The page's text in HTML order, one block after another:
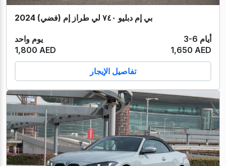
بي إم دبليو ٧٤٠ لي طراز إم (فضي) 2024
يوم واحد
3-6 أيام
1,800 AED
1,650 AED
تفاصيل الإيجار